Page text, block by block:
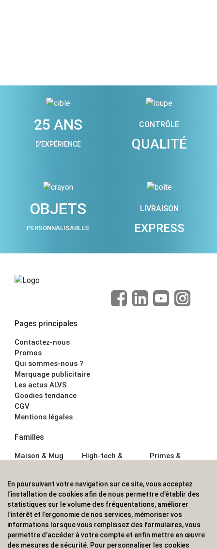
25 ANS
D'EXPÉRIENCE
CONTRÔLE
QUALITÉ
OBJETS
PERSONNALISABLES
LIVRAISON
EXPRESS
Pages principales
Contactez-nous
Promos
Qui sommes-nous ?
Marquage publicitaire
Les actus ALVS
Goodies tendance
CGV
Mentions légales
Familles
Maison & Mug
Écriture
Bagagerie sacs
High-tech &
Sport &
Outdoor
Enfant
Primes &
Boisson
Textile &
Casquette
Accessoires de
ALVS, fournisseur d'objets publicitaires, pour les
En poursuivant votre navigation sur ce site, vous acceptez
l’installation de cookies afin de nous permettre d’établir des
statistiques sur le volume des fréquentations, améliorer
l’intérêt et l’ergonomie de nos services, mémoriser vos
informations lorsque vous remplissez des formulaires, vous
permettre d’accéder à votre compte et enfin mettre en œuvre
des mesures de sécurité. Pour personnaliser les cookies